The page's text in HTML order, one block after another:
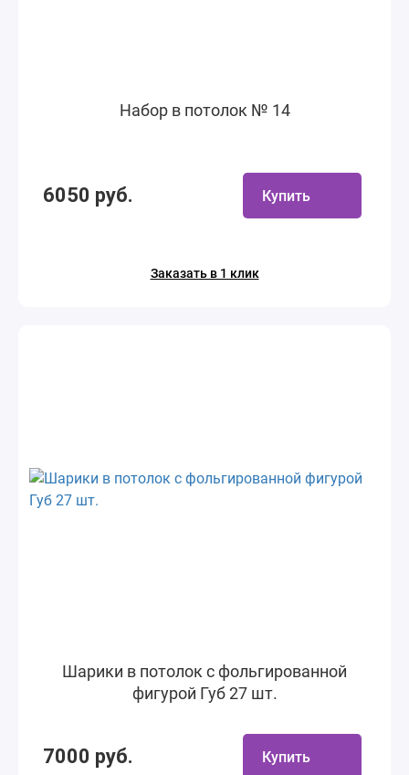
Набор в потолок № 14
6050 руб. Купить
Заказать в 1 клик
Шарики в потолок с фольгированной
фигурой Губ 27 шт.
7000 руб. Купить